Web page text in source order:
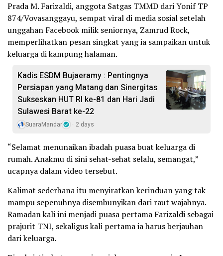
Prada M. Farizaldi, anggota Satgas TMMD dari Yonif TP
874/Vovasanggayu, sempat viral di media sosial setelah
unggahan Facebook milik seniornya, Zamrud Rock,
memperlihatkan pesan singkat yang ia sampaikan untuk
keluarga di kampung halaman.
Kadis ESDM Bujaeramy : Pentingnya
Persiapan yang Matang dan Sinergitas
Sukseskan HUT RI ke-81 dan Hari Jadi
Sulawesi Barat ke-22
SuaraMandar 2 days
“Selamat menunaikan ibadah puasa buat keluarga di
rumah. Anakmu di sini sehat-sehat selalu, semangat,”
ucapnya dalam video tersebut.
Kalimat sederhana itu menyiratkan kerinduan yang tak
mampu sepenuhnya disembunyikan dari raut wajahnya.
Ramadan kali ini menjadi puasa pertama Farizaldi sebagai
prajurit TNI, sekaligus kali pertama ia harus berjauhan
dari keluarga.